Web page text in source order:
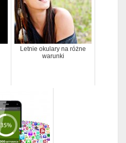
Letnie okulary na różne
warunki